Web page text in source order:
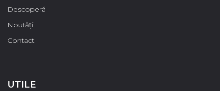
Descoperă
Noutăți
Contact
UTILE